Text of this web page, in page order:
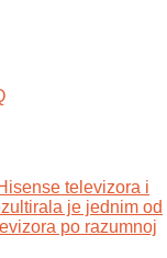
televizora i
je jednim od
po razumnoj